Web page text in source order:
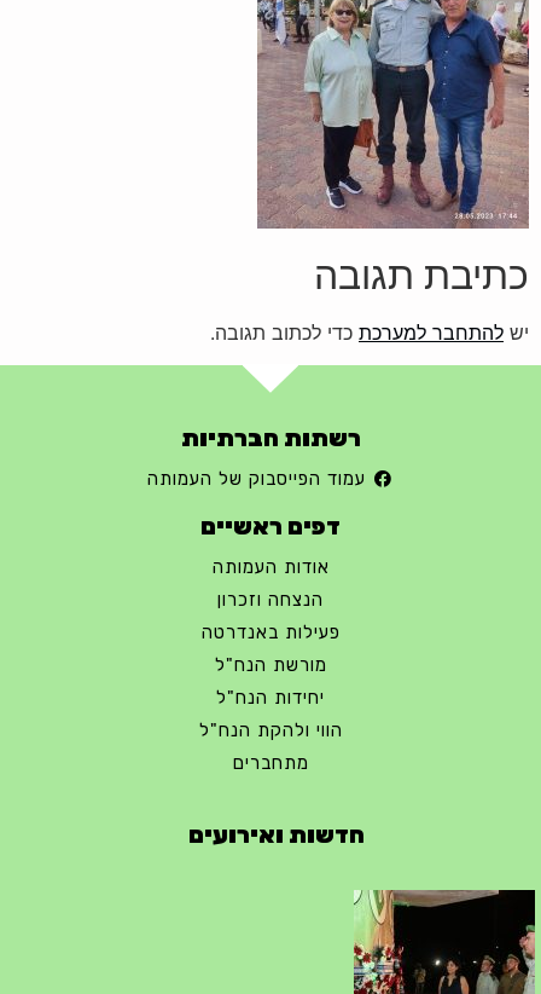
כתיבת תגובה
יש להתחבר למערכת כדי לכתוב תגובה.
רשתות חברתיות
עמוד הפייסבוק של העמותה
דפים ראשיים
אודות העמותה
הנצחה וזכרון
פעילות באנדרטה
מורשת הנח"ל
יחידות הנח"ל
הווי ולהקת הנח"ל
מתחברים
חדשות ואירועים